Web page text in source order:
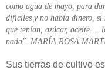
como agua de mayo, para
difíciles y no había dinero, si
que tenían, azúcar, aceite....
nada". MARÍA ROSA
Sus tierras de cultivo